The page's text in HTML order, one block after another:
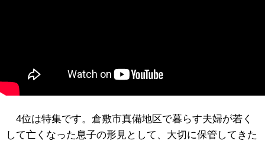
4位は特集です。倉敷市真備地区で暮らす夫婦が若く
して亡くなった息子の形見として、大切に保管してきた